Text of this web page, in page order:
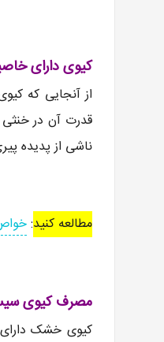
کیوی دارای
قدرت آن در
ناشی از پدیده
مطالعه کنید:خواص زردچوبه | 7
مصرف کیوی